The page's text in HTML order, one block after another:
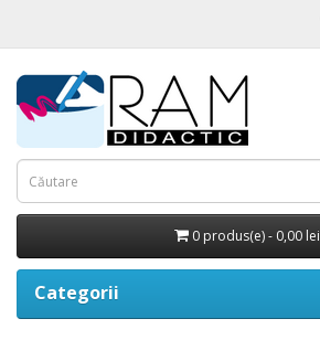
0 produs(e) - 0,00 lei
Categorii